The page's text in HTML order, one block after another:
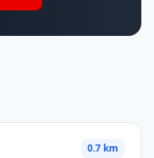
0.7 km